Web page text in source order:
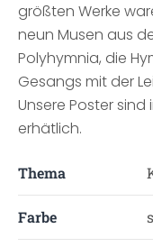
größten Werke
neun Musen aus
Polyhymnia, die
Gesangs mit der
Unsere Poster
erhätlich.
Thema
Farbe